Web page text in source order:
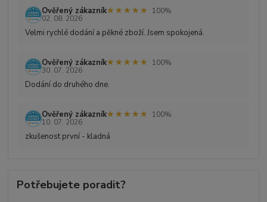
Ověřený zákazník★★★★★
★★★★★
100%
02. 08. 2026
Velmi rychlé dodání a pěkné zboží. Jsem spokojená.
Ověřený zákazník★★★★★
★★★★★
100%
30. 07. 2026
Dodání do druhého dne.
Ověřený zákazník★★★★★
★★★★★
100%
10. 07. 2026
zkušenost první - kladná
Potřebujete poradit?